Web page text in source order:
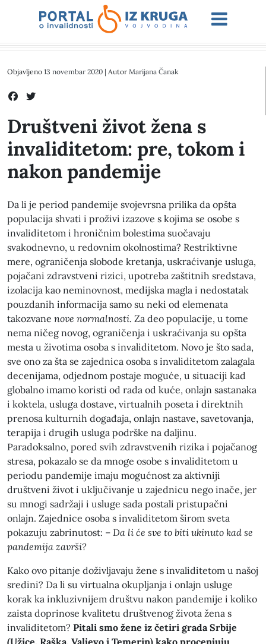
Objavljeno 13 novembar 2020 | Autor Marijana Čanak
Društveni život žena s
invaliditetom: pre, tokom i
nakon pandemije
Da li je period pandemije svojevrsna prilika da opšta
populacija shvati i proživi izazove s kojima se osobe s
invaliditetom i hroničnim bolestima suočavaju
svakodnevno, u redovnim okolnostima? Restriktivne
mere, ograničenja slobode kretanja, uskraćivanje usluga,
pojačani zdravstveni rizici, upotreba zaštitnih sredstava,
izolacija kao neminovnost, medijska magla i nedostatak
pouzdanih informacija samo su neki od elemenata
takozvane nove normalnosti. Za deo populacije, u tome
nema ničeg novog, ograničenja i uskraćivanja su opšta
mesta u životima osoba s invaliditetom. Novo je što sada,
sve ono za šta se zajednica osoba s invaliditetom zalagala
decenijama, odjednom postaje moguće, u situaciji kad
globalno imamo koristi od rada od kuće, onlajn sastanaka
i koktela, usluga dostave, virtualnih poseta i direktnih
prenosa kulturnih događaja, onlajn nastave, savetovanja,
terapija i drugih usluga podrške na daljinu.
Paradoksalno, pored svih zdravstvenih rizika i pojačanog
stresa, pokazalo se da mnoge osobe s invaliditetom u
periodu pandemije imaju mogućnost za aktivniji
društveni život i uključivanje u zajednicu nego inače, jer
su mnogi sadržaji i usluge sada postali pristupačni
onlajn. Zajednice osoba s invaliditetom širom sveta
pokazuju zabrinutost: – Da li će sve to biti ukinuto kad se
pandemija završi?
Kako ovo pitanje doživljavaju žene s invaliditetom u našoj
sredini? Da li su virtualna okupljanja i onlajn usluge
korak ka inkluzivnijem društvu nakon pandemije i koliko
zaista doprinose kvalitetu društvenog života žena s
invaliditetom? Pitali smo žene iz četiri grada Srbije